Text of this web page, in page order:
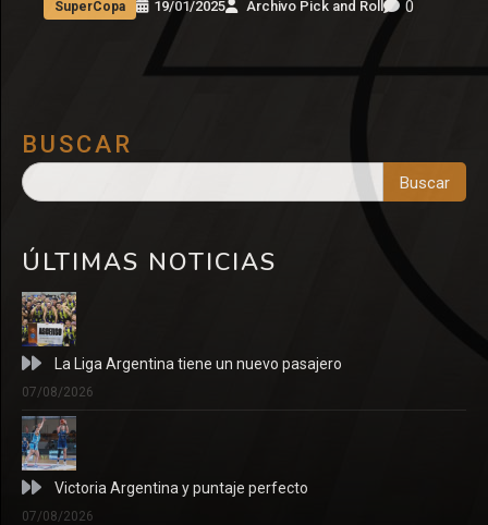
SuperCopa 19/01/2025 Archivo Pick and Roll 0
BUSCAR
Buscar
ÚLTIMAS NOTICIAS
La Liga Argentina tiene un nuevo pasajero
07/08/2026
Victoria Argentina y puntaje perfecto
07/08/2026